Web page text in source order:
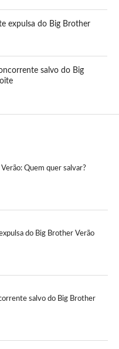
expulsa do Big Brother
salvo do Big
Quem quer salvar?
do Big Brother Verão
salvo do Big Brother